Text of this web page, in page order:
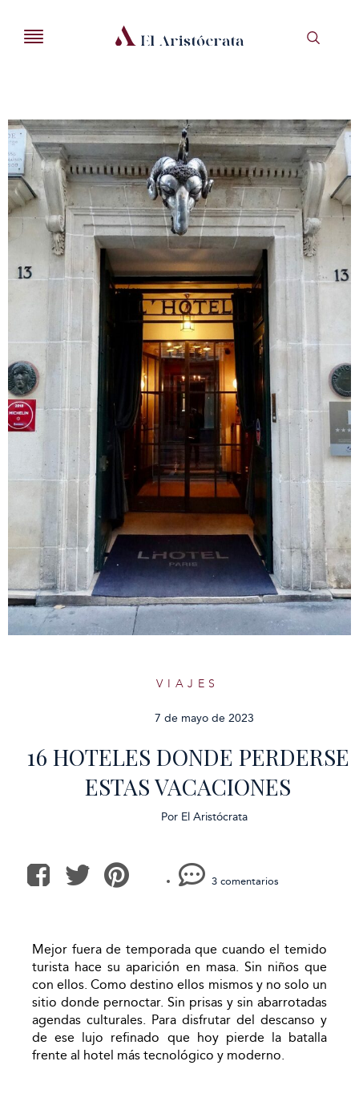
VIAJES
7 de mayo de 2023
16 HOTELES DONDE PERDERSE
ESTAS VACACIONES
Por El Aristócrata
3 comentarios
Mejor fuera de temporada que cuando el temido
turista hace su aparición en masa. Sin niños que
con ellos. Como destino ellos mismos y no solo un
sitio donde pernoctar. Sin prisas y sin abarrotadas
agendas culturales. Para disfrutar del descanso y
de ese lujo refinado que hoy pierde la batalla
frente al hotel más tecnológico y moderno.